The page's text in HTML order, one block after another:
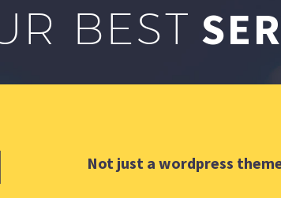
BEST
Not just a wordpress